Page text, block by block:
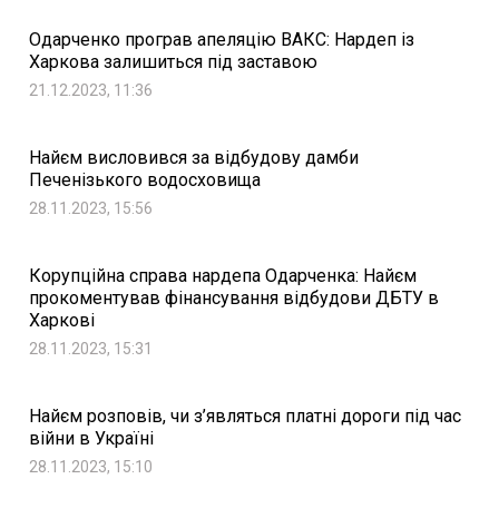
Одарченко програв апеляцію ВАКС: Нардеп із
Харкова залишиться під заставою
21.12.2023, 11:36
Найєм висловився за відбудову дамби
Печенізького водосховища
28.11.2023, 15:56
Корупційна справа нардепа Одарченка: Найєм
прокоментував фінансування відбудови ДБТУ в
Харкові
28.11.2023, 15:31
Найєм розповів, чи з’являться платні дороги під час
війни в Україні
28.11.2023, 15:10